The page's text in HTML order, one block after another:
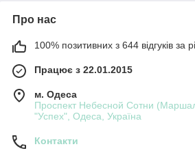
Про нас
100% позитивних з 644 відгуків за
Працює з 22.01.2015
м. Одеса
Проспект Небесной Сотни
"Успех", Одеса, Україна
Контакти